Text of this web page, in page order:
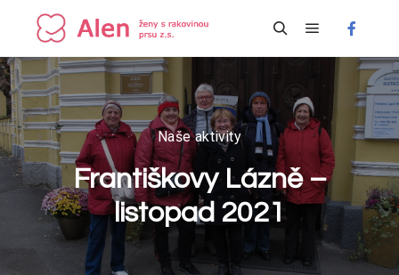
Naše aktivity
Františkovy Lázně –
listopad 2021